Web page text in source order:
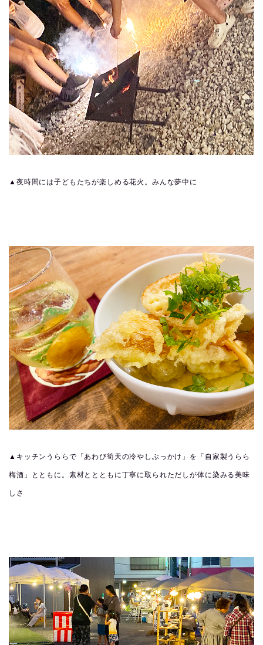
▲夜時間には子どもたちが楽しめる花火。みんな夢中に
▲キッチンうららで「あわび筍天の冷やしぶっかけ」を「自家製うらら
梅酒」とともに。素材ととともに丁寧に取られただしが体に染みる美味
しさ